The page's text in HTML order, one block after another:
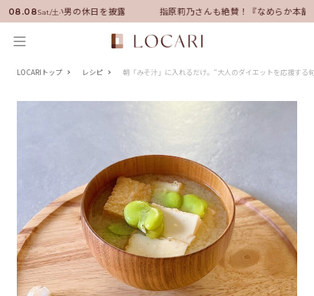
08.08Sat/土
就任！いい男の休日を披露 指原莉乃さんも絶賛！『なめらか本舗
LOCARIトップ レシピ 朝「みそ汁」に入れるだけ。“大人のダイエットを応援する